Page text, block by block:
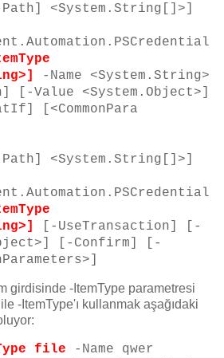
<System.String[]>]
-Name <System.String>
[-Value <System.Object>]
[<CommonPara
<System.String[]>]
[-UseTransaction] [-
[-Confirm] [-
girdisinde -ItemType parametresi
-ItemType'ı kullanmak aşağıdaki
file -Name qwer